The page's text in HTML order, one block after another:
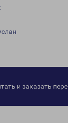
и заказать